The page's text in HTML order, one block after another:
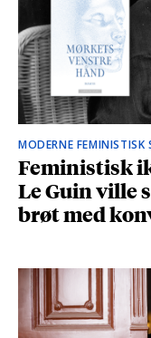
MODERNE FEMINISTISK
Feministisk
Le Guin ville
brøt med